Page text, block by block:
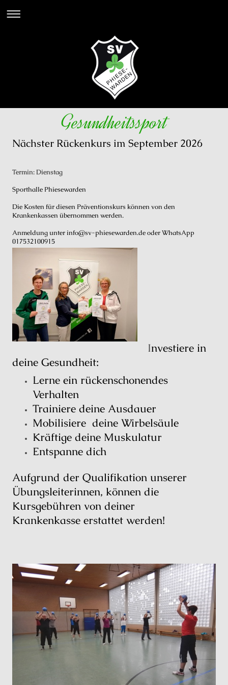
Gesundheitssport
Nächster Rückenkurs im September 2026
Termin: Dienstag
Sporthalle Phiesewarden
Die Kosten für diesen Präventionskurs können von den
Krankenkassen übernommen werden.
Anmeldung unter info@sv-phiesewarden.de oder WhatsApp
017532100915
Investiere in
deine Gesundheit:
Lerne ein rückenschonendes
Verhalten
Trainiere deine Ausdauer
Mobilisiere deine Wirbelsäule
Kräftige deine Muskulatur
Entspanne dich
Aufgrund der Qualifikation unserer
Übungsleiterinnen, können die
Kursgebühren von deiner
Krankenkasse erstattet werden!